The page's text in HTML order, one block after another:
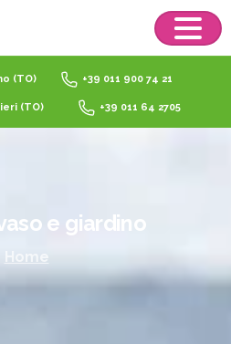
(TO) +39 011 900 74 21
(TO) +39 011 64 2705
e giardino
Home